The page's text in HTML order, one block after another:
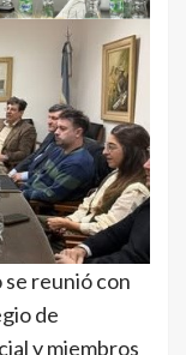
reunió con
de
y miembros